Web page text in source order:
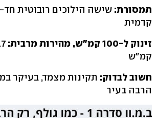
תמסורת: שישה הילוכים רובוטית
קדמית
זינוק ל-100 קמ"ש, מהירות מרבית:
קמ"ש
חשוב לבדוק: תקינות מצמד, בעיקר
הרבה בעיר